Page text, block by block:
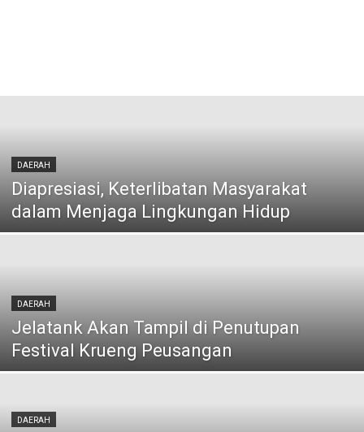
DAERAH
Diapresiasi, Keterlibatan Masyarakat
dalam Menjaga Lingkungan Hidup
DAERAH
Jelatank Akan Tampil di Penutupan
Festival Krueng Peusangan
DAERAH